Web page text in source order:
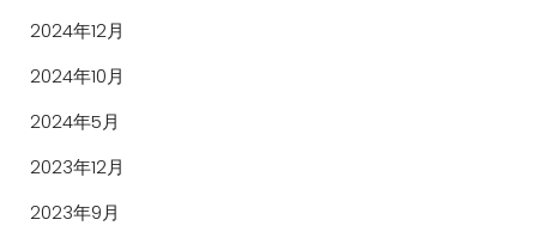
2024年12月
2024年10月
2024年5月
2023年12月
2023年9月